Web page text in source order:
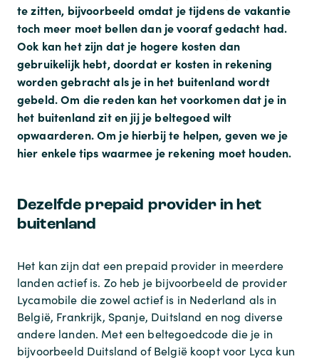
te zitten, bijvoorbeeld omdat je tijdens de vakantie
toch meer moet bellen dan je vooraf gedacht had.
Ook kan het zijn dat je hogere kosten dan
gebruikelijk hebt, doordat er kosten in rekening
worden gebracht als je in het buitenland wordt
gebeld. Om die reden kan het voorkomen dat je in
het buitenland zit en jij je beltegoed wilt
opwaarderen. Om je hierbij te helpen, geven we je
hier enkele tips waarmee je rekening moet houden.
Dezelfde prepaid provider in het
buitenland
Het kan zijn dat een prepaid provider in meerdere
landen actief is. Zo heb je bijvoorbeeld de provider
Lycamobile die zowel actief is in Nederland als in
België, Frankrijk, Spanje, Duitsland en nog diverse
andere landen. Met een beltegoedcode die je in
bijvoorbeeld Duitsland of België koopt voor Lyca kun